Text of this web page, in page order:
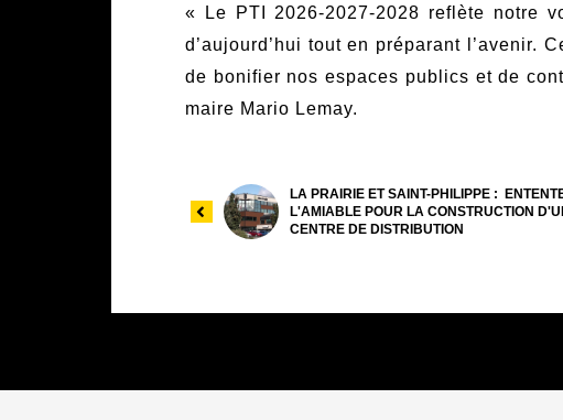
« Le PTI 2026-2027-2028 reflète notre
d’aujourd’hui tout en préparant l’avenir.
de bonifier nos espaces publics et de
maire Mario Lemay.
LA PRAIRIE ET SAINT-PHILIPPE :
L'AMIABLE POUR LA CONSTRUCTION
CENTRE DE DISTRIBUTION